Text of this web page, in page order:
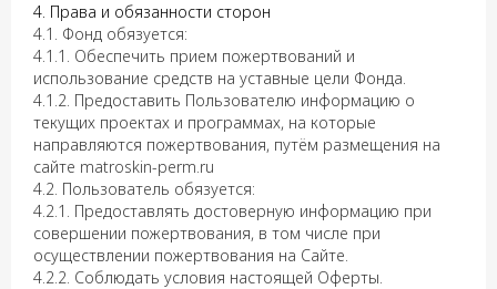
4. Права и обязанности сторон
4.1. Фонд обязуется:
4.1.1. Обеспечить прием пожертвований и
использование средств на уставные цели Фонда.
4.1.2. Предоставить Пользователю информацию о
текущих проектах и программах, на которые
направляются пожертвования, путём размещения на
сайте matroskin-perm.ru
4.2. Пользователь обязуется:
4.2.1. Предоставлять достоверную информацию при
совершении пожертвования, в том числе при
осуществлении пожертвования на Сайте.
4.2.2. Соблюдать условия настоящей Оферты.